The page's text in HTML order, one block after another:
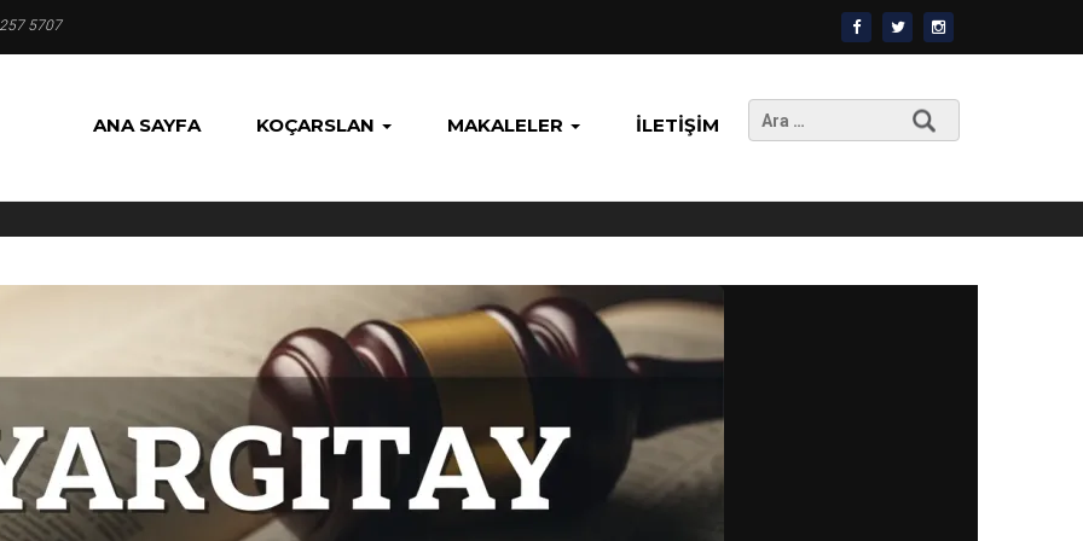
5707
ANA SAYFA KOÇARSLAN MAKALELER İLETIŞIM
Arama: